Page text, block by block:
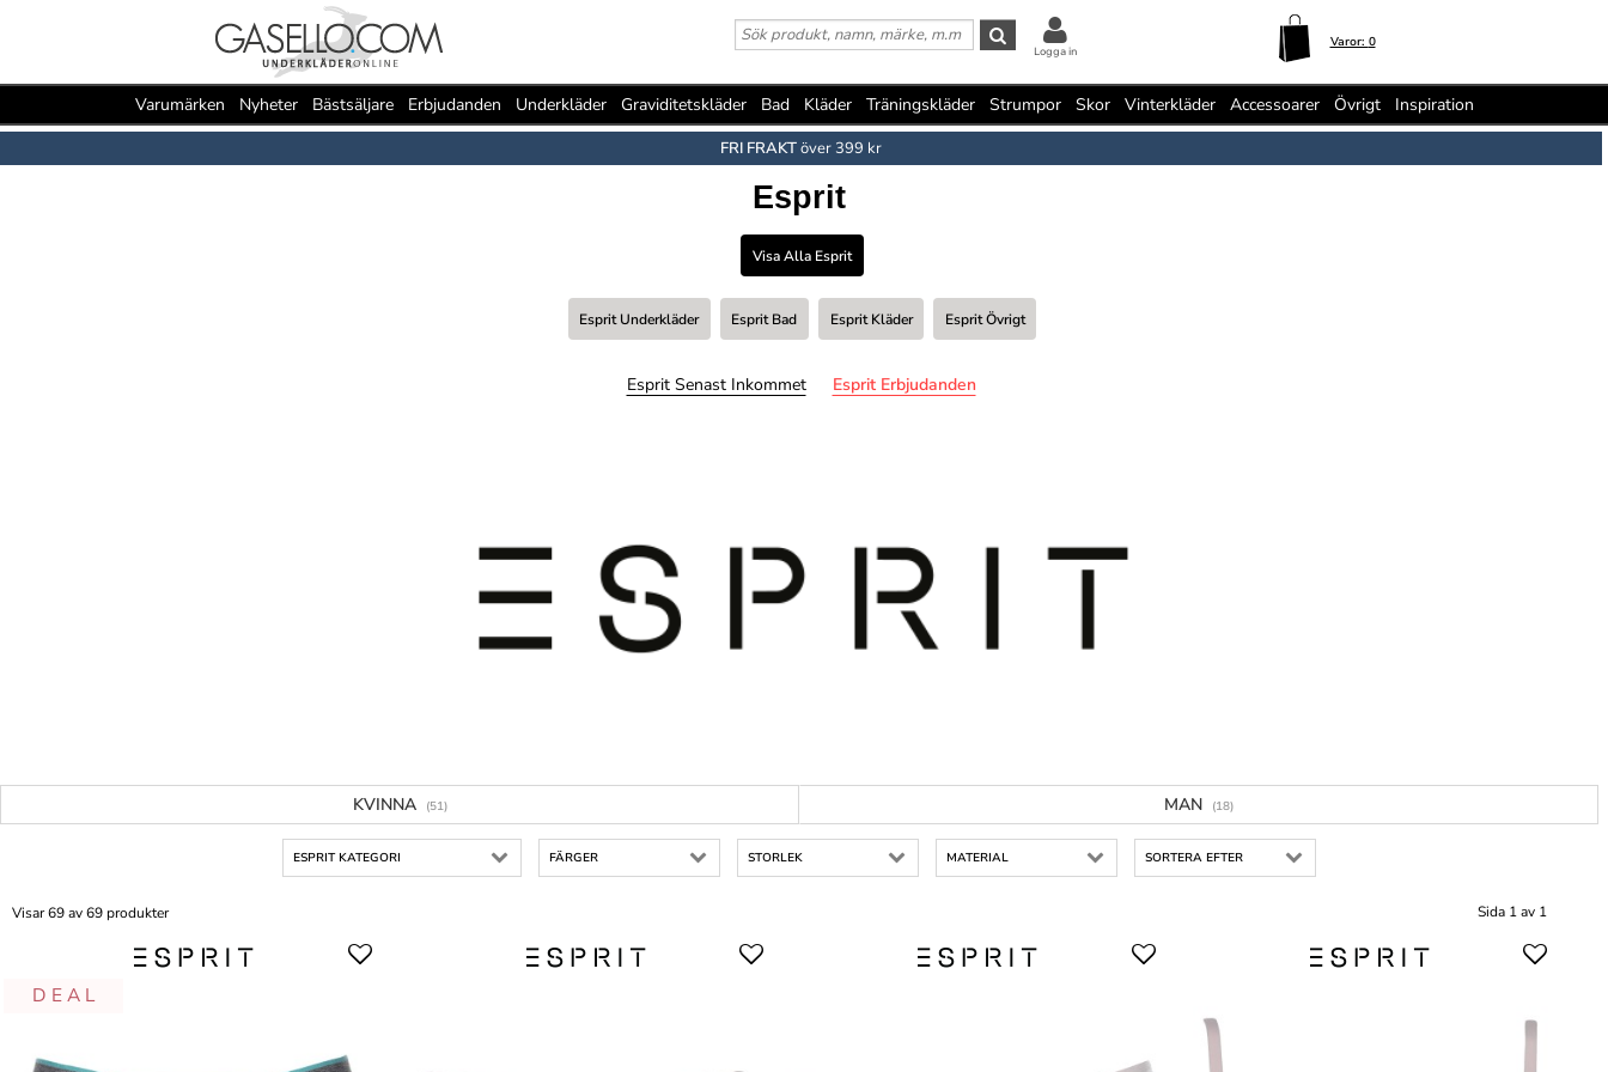
Varor: 0
Logga in
Varumärken Nyheter Bästsäljare Erbjudanden Underkläder Graviditetskläder Bad Kläder Träningskläder Strumpor Skor Vinterkläder Accessoarer Övrigt Inspiration
FRI FRAKTöver 399 kr
Esprit
Visa Alla Esprit
Esprit Underkläder Esprit Bad Esprit Kläder Esprit Övrigt
Esprit Senast Inkommet Esprit Erbjudanden
KVINNA (51) MAN (18)
ESPRIT KATEGORI FÄRGER STORLEK MATERIAL SORTERA EFTER
Sida 1 av 1
Visar 69 av 69 produkter
D E A L